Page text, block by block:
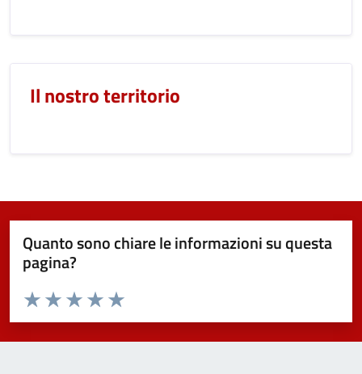
Il nostro territorio
Quanto sono chiare le informazioni su questa
pagina?
Valuta da 1 a 5 stelle la pagina
Valuta 5 stelle su 5
Valuta 4 stelle su 5
Valuta 3 stelle su 5
Valuta 2 stelle su 5
Valuta 1 stelle su 5